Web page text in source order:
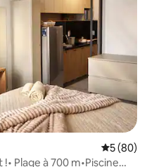
5 (80)
Plage à 700 m•Piscine